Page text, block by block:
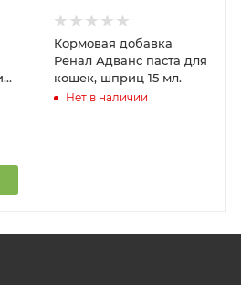
Кормовая добавка
Ренал Адванс паста для
кошек, шприц 15 мл.
Нет в наличии